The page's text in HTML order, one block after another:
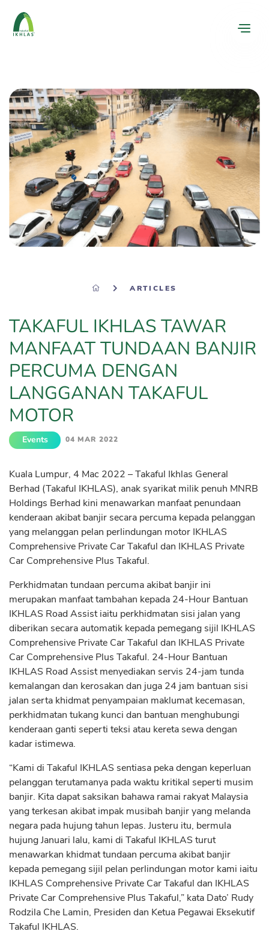
ARTICLES
TAKAFUL IKHLAS TAWAR
MANFAAT TUNDAAN BANJIR
PERCUMA DENGAN
LANGGANAN TAKAFUL
MOTOR
Events 04 MAR 2022
Kuala Lumpur, 4 Mac 2022 – Takaful Ikhlas General
Berhad (Takaful IKHLAS), anak syarikat milik penuh MNRB
Holdings Berhad kini menawarkan manfaat penundaan
kenderaan akibat banjir secara percuma kepada pelanggan
yang melanggan pelan perlindungan motor IKHLAS
Comprehensive Private Car Takaful dan IKHLAS Private
Car Comprehensive Plus Takaful.
Perkhidmatan tundaan percuma akibat banjir ini
merupakan manfaat tambahan kepada 24-Hour Bantuan
IKHLAS Road Assist iaitu perkhidmatan sisi jalan yang
diberikan secara automatik kepada pemegang sijil IKHLAS
Comprehensive Private Car Takaful dan IKHLAS Private
Car Comprehensive Plus Takaful. 24-Hour Bantuan
IKHLAS Road Assist menyediakan servis 24-jam tunda
kemalangan dan kerosakan dan juga 24 jam bantuan sisi
jalan serta khidmat penyampaian maklumat kecemasan,
perkhidmatan tukang kunci dan bantuan menghubungi
kenderaan ganti seperti teksi atau kereta sewa dengan
kadar istimewa.
“Kami di Takaful IKHLAS sentiasa peka dengan keperluan
pelanggan terutamanya pada waktu kritikal seperti musim
banjir. Kita dapat saksikan bahawa ramai rakyat Malaysia
yang terkesan akibat impak musibah banjir yang melanda
negara pada hujung tahun lepas. Justeru itu, bermula
hujung Januari lalu, kami di Takaful IKHLAS turut
menawarkan khidmat tundaan percuma akibat banjir
kepada pemegang sijil pelan perlindungan motor kami iaitu
IKHLAS Comprehensive Private Car Takaful dan IKHLAS
Private Car Comprehensive Plus Takaful,” kata Dato’ Rudy
Rodzila Che Lamin, Presiden dan Ketua Pegawai Eksekutif
Takaful IKHLAS.